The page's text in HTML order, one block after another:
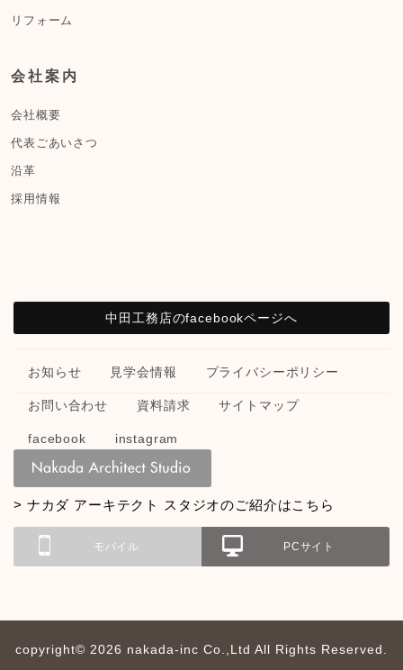
リフォーム
会社案内
会社概要
代表ごあいさつ
沿革
採用情報
中田工務店のfacebookページへ
お知らせ 見学会情報 プライバシーポリシー
お問い合わせ 資料請求 サイトマップ
facebook instagram
> ナカダ アーキテクト スタジオのご紹介はこちら
モバイル PCサイト
copyright© 2026 nakada-inc Co.,Ltd All Rights Reserved.